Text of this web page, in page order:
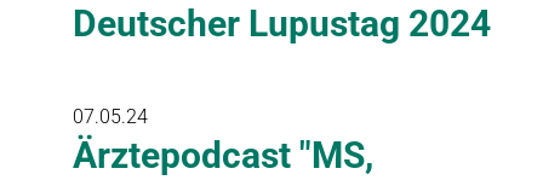
Deutscher Lupustag 2024
07.05.24
Ärztepodcast "MS,